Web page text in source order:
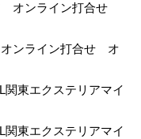
オンライン打合せ
ンライン打合せ オ
東エクステリアマイ
東エクステリアマイ